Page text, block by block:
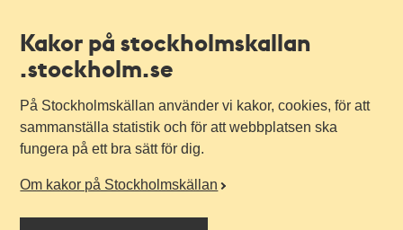
Kakor på stockholmskallan
.stockholm.se
På Stockholmskällan använder vi kakor, cookies, för att
sammanställa statistik och för att webbplatsen ska
fungera på ett bra sätt för dig.
Om kakor på Stockholmskällan